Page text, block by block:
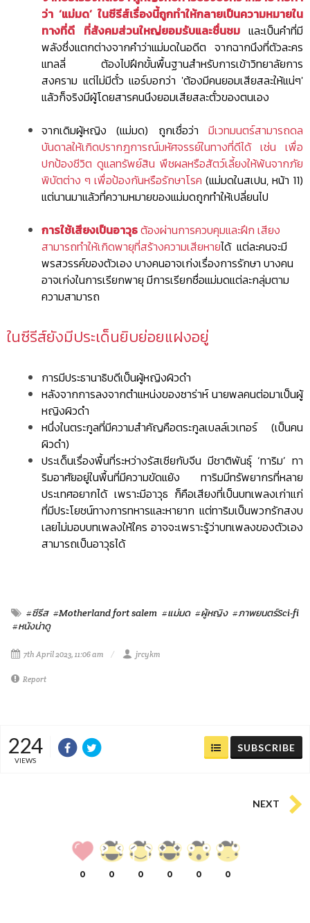
ว่า ‘แม่มด’ ในซีรีส์เรื่องนี้ถูกทำให้กลายเป็นความหมายใน
ทางที่ดี ที่สังคมส่วนใหญ่ยอมรับและชื่นชม และเป็นคำที่มี
พลังซึ่งแตกต่างจากคำว่าแม่มดในอดีต จากฉากนึงที่ตัวละคร
แทลลี่ ต้องไปฝึกขั้นพื้นฐานสำหรับการเข้าวิทยาลัยการ
สงคราม แต่ไม่มีตั๋ว แอร์บอกว่า 'ต้องมีคนยอมเสียสละให้แน่ๆ'
แล้วก็จริงมีผู้โดยสารคนนึงยอมเสียสละตั๋วของตนเอง
จากเดิมผู้หญิง (แม่มด) ถูกเชื่อว่า มีเวทมนตร์สามารถดล
บันดาลให้เกิดปรากฎการณ์มหัศจรรย์ในทางที่ดีได้ เช่น เพื่อ
ปกป้องชีวิต ดูแลทรัพย์สิน พืชผลหรือสัตว์เลี้ยงให้พ้นจากภัย
พิบัตต่าง ๆ เพื่อป้องกันหรือรักษาโรค (แม่มดในสเปน, หน้า 11)
แต่นานมาแล้วที่ความหมายของแม่มดถูกทำให้เปลี่ยนไป
การใช้เสียงเป็นอาวุธต้องผ่านการควบคุมและฝึก เสียง
สามารถทำให้เกิดพายุที่สร้างความเสียหายได้ แต่ละคนจะมี
พรสวรรค์ของตัวเอง บางคนอาจเก่งเรื่องการรักษา บางคน
อาจเก่งในการเรียกพายุ มีการเรียกชื่อแม่มดแต่ละกลุ่มตาม
ความสามารถ
ในซีรีส์ยังมีประเด็นยิบย่อยแฝงอยู่
การมีประธานาธิบดีเป็นผู้หญิงผิวดำ
หลังจากการลงจากตำแหน่งของซาร่าห์ นายพลคนต่อมาเป็นผู้
หญิงผิวดำ
หนึ่งในตระกูลที่มีความสำคัญคือตระกูลเบลล์เวเทอร์ (เป็นคน
ผิวดำ)
ประเด็นเรื่องพื้นที่ระหว่างรัสเซียกับจีน มีชาติพันธุ์ ‘ทาริม’ ทา
ริมอาศัยอยู่ในพื้นที่มีความขัดแย้ง ทาริมมีทรัพยากรที่หลาย
ประเทศอยากได้ เพราะมีอาวุธ ก็คือเสียงที่เป็นบทเพลงเก่าแก่
ที่มีประโยชน์ทางการทหารและหายาก แต่ทาริมเป็นพวกรักสงบ
เลยไม่มอบบทเพลงให้ใคร อาจจะเพราะรู้ว่าบทเพลงของตัวเอง
สามารถเป็นอาวุธได้
#ซีรีส #Motherland fort salem #แม่มด #ผู้หญิง #ภาพยนตร์Sci-fi
#หนังน่าดู
7th April 2023, 11:06 am jrcykm
Report
224
VIEWS
SUBSCRIBE
NEXT
0 0 0 0 0 0